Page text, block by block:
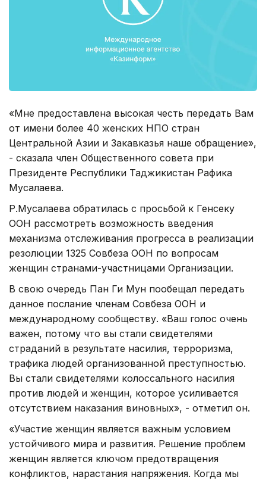
«Мне предоставлена высокая честь передать Вам
от имени более 40 женских НПО стран
Центральной Азии и Закавказья наше обращение»,
- сказала член Общественного совета при
Президенте Республики Таджикистан Рафика
Мусалаева.
Р.Мусалаева обратилась с просьбой к Генсеку
ООН рассмотреть возможность введения
механизма отслеживания прогресса в реализации
резолюции 1325 Совбеза ООН по вопросам
женщин странами-участницами Организации.
В свою очередь Пан Ги Мун пообещал передать
данное послание членам Совбеза ООН и
международному сообществу. «Ваш голос очень
важен, потому что вы стали свидетелями
страданий в результате насилия, терроризма,
трафика людей организованной преступностью.
Вы стали свидетелями колоссального насилия
против людей и женщин, которое усиливается
отсутствием наказания виновных», - отметил он.
«Участие женщин является важным условием
устойчивого мира и развития. Решение проблем
женщин является ключом предотвращения
конфликтов, нарастания напряжения. Когда мы